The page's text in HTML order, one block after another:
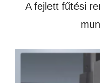
A fejlett fűtési